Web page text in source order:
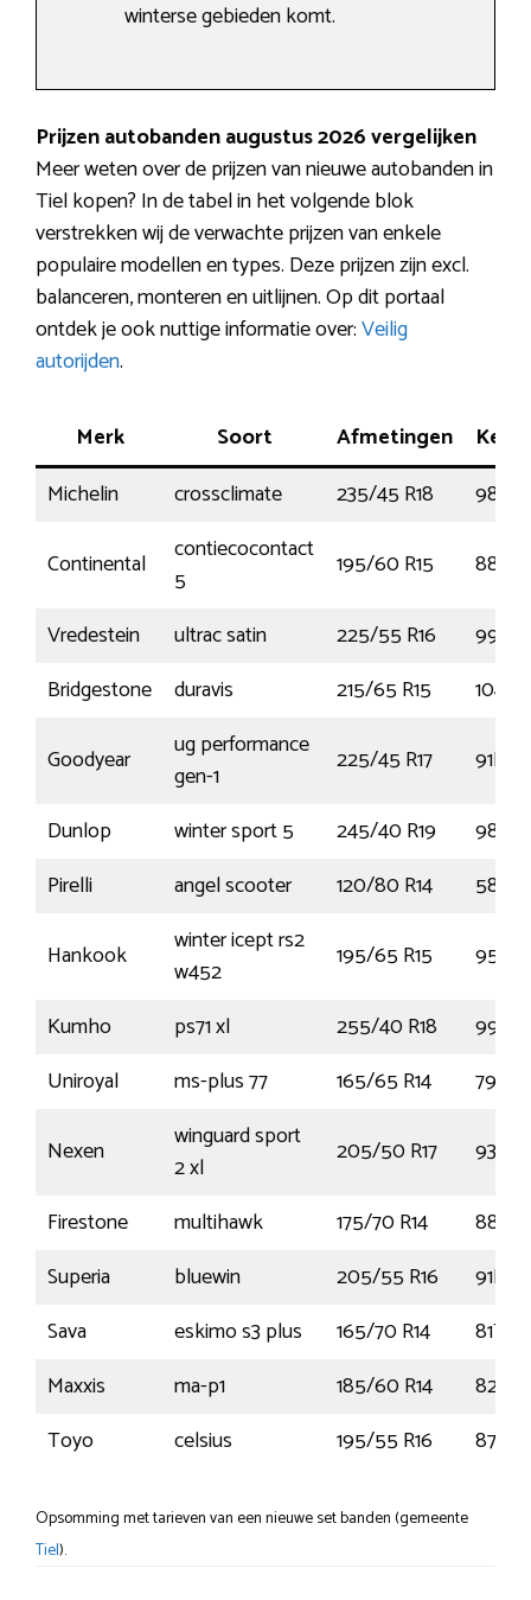
winterse gebieden komt.
Prijzen autobanden augustus 2026 vergelijken
Meer weten over de prijzen van nieuwe autobanden in
Tiel kopen? In de tabel in het volgende blok
verstrekken wij de verwachte prijzen van enkele
populaire modellen en types. Deze prijzen zijn excl.
balanceren, monteren en uitlijnen. Op dit portaal
ontdek je ook nuttige informatie over:Veilig
autorijden.
Merk Soort Afmetingen
Michelin
crossclimate 235/45 R18
98Y
Continental
contiecocontact
5
195/60 R15
88V
Vredestein
ultrac satin 225/55 R16
99Y
Bridgestone
duravis 215/65 R15
104T
Goodyear
ug performance
gen-1
225/45 R17
91H
Dunlop
winter sport 5 245/40 R19
98V
Pirelli
angel scooter 120/80 R14
58P
Hankook
winter icept rs2
w452
195/65 R15
95T
Kumho
ps71 xl 255/40 R18
99Y
Uniroyal
ms-plus 77 165/65 R14
79T
Nexen
winguard sport
2 xl
205/50 R17
93V
Firestone
multihawk 175/70 R14
88T
Superia
bluewin 205/55 R16
91H
Sava
eskimo s3 plus 165/70 R14
81T
Maxxis
ma-p1 185/60 R14
82V
Toyo
celsius 195/55 R16 87V
Opsomming met tarieven van een nieuwe set banden (gemeente
Tiel).